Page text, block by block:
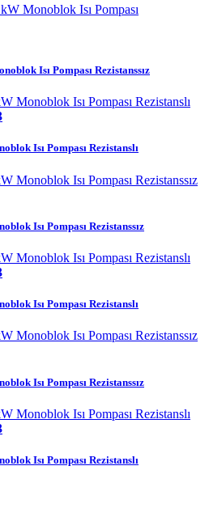
Isı Pompası Rezistanssız
Isı Pompası Rezistanslı
Isı Pompası Rezistanssız
Isı Pompası Rezistanslı
Isı Pompası Rezistanssız
Isı Pompası Rezistanslı